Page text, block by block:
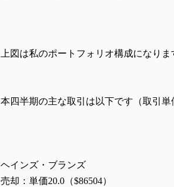
上図は私のポートフォリオ構成になりま
本四半期の主な取引は以下です（取引
ヘインズ・ブランズ
売却：単価20.0（$86504）